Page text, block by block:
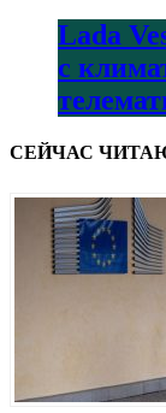
Lada
с
СЕЙЧАС